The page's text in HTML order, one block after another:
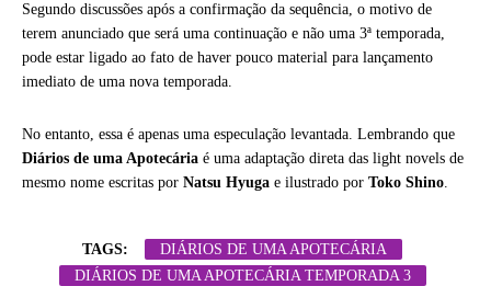
Segundo discussões após a confirmação da sequência, o motivo de
terem anunciado que será uma continuação e não uma 3ª temporada,
pode estar ligado ao fato de haver pouco material para lançamento
imediato de uma nova temporada.
No entanto, essa é apenas uma especulação levantada. Lembrando que
Diários de uma Apotecária é uma adaptação direta das light novels de
mesmo nome escritas por Natsu Hyuga e ilustrado por Toko Shino.
TAGS:
DIÁRIOS DE UMA APOTECÁRIA
DIÁRIOS DE UMA APOTECÁRIA TEMPORADA 3